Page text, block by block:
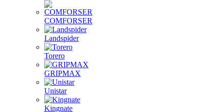
COMFORSER
Landspider
Torero
GRIPMAX
Unistar
Kingnate